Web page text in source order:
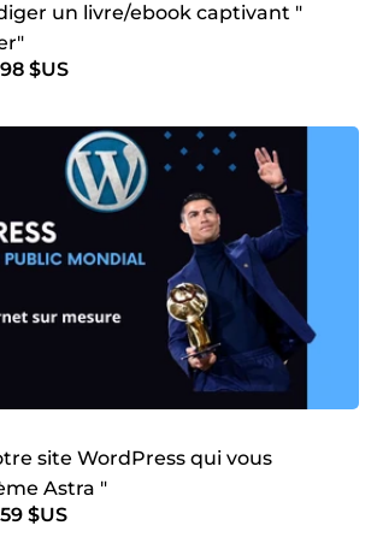
un livre/ebook captivant "
$US
site WordPress qui vous
Astra "
$US